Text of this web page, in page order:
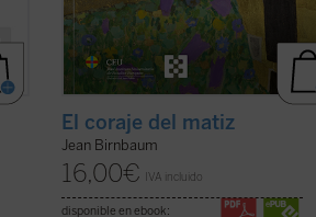
El coraje del matiz
Jean Birnbaum
16,00€ IVA incluido
disponible en ebook: